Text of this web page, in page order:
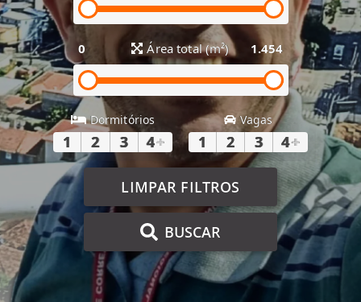
0 Área total (m²) 1.454
Dormitórios
1 2 3 4+
Vagas
1 2 3 4+
LIMPAR FILTROS
BUSCAR